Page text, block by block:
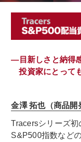
―目新しさと納得
投資家にとって
金澤 拓也（商品開
Tracersシリーズ初
S&P500指数など